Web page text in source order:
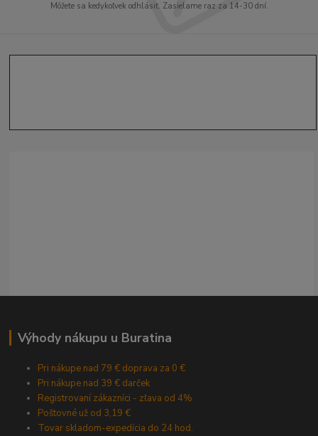
Môžete sa kedykoľvek odhlásiť. Zasielame raz za 14-30 dní.
Výhody nákupu u Buratina
Pri nákupe nad 79 € doprava za 0 €
Pri nákupe nad 39 € darček
Registrovaní zákazníci - zľava od 4%
Poštovné už od 3,19 €
Tovar skladom-expedícia do 24 hod.